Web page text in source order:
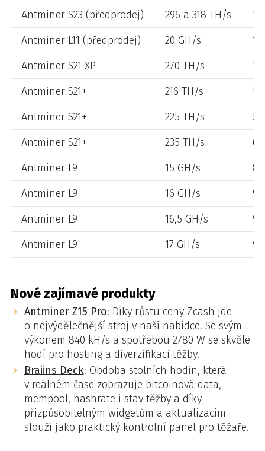
Antminer S23 (předprodej)
296 a 318 TH/s
Antminer L11 (předprodej)
20 GH/s
Antminer S21 XP
270 TH/s
Antminer S21+
216 TH/s
Antminer S21+
225 TH/s
Antminer S21+
235 TH/s
Antminer L9
15 GH/s
Antminer L9
16 GH/s
Antminer L9
16,5 GH/s
Antminer L9
17 GH/s
Nové zajímavé produkty
Antminer Z15 Pro: Díky růstu ceny Zcash jde
o nejvýdělečnější stroj v naší nabídce. Se svým
výkonem 840 kH/s a spotřebou 2780 W se skvěle
hodí pro hosting a diverzifikaci těžby.
Braiins Deck: Obdoba stolních hodin, která
v reálném čase zobrazuje bitcoinová data,
mempool, hashrate i stav těžby a díky
přizpůsobitelným widgetům a aktualizacím
slouží jako praktický kontrolní panel pro těžaře.